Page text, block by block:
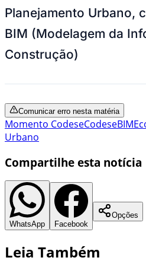
Planejamento Urbano,
BIM (Modelagem da
Construção)
Comunicar erro nesta matéria
Momento CodeseCodeseBIM
Urbano
Compartilhe esta notícia
WhatsApp Facebook
Opções
Leia Também